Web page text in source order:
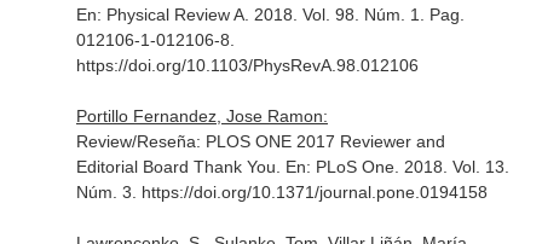
En: Physical Review A. 2018. Vol. 98. Núm. 1. Pag.
012106-1-012106-8.
https://doi.org/10.1103/PhysRevA.98.012106
Portillo Fernandez, Jose Ramon:
Review/Reseña: PLOS ONE 2017 Reviewer and
Editorial Board Thank You. En: PLoS One. 2018. Vol. 13.
Núm. 3. https://doi.org/10.1371/journal.pone.0194158